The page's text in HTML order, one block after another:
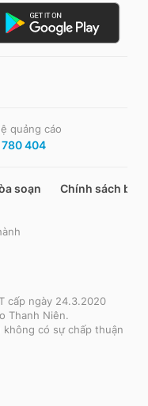
quảng cáo
404
soạn Chính sách bảo
cấp ngày 24.3.2020
Thanh Niên.
có sự chấp thuận